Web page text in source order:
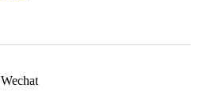
Wechat